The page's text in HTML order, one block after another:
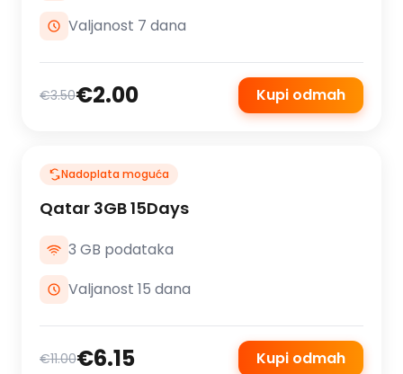
Valjanost 7 dana
€3.50€2.00 Kupi odmah
Nadoplata moguća
Qatar 3GB 15Days
3 GB podataka
Valjanost 15 dana
€11.00€6.15 Kupi odmah